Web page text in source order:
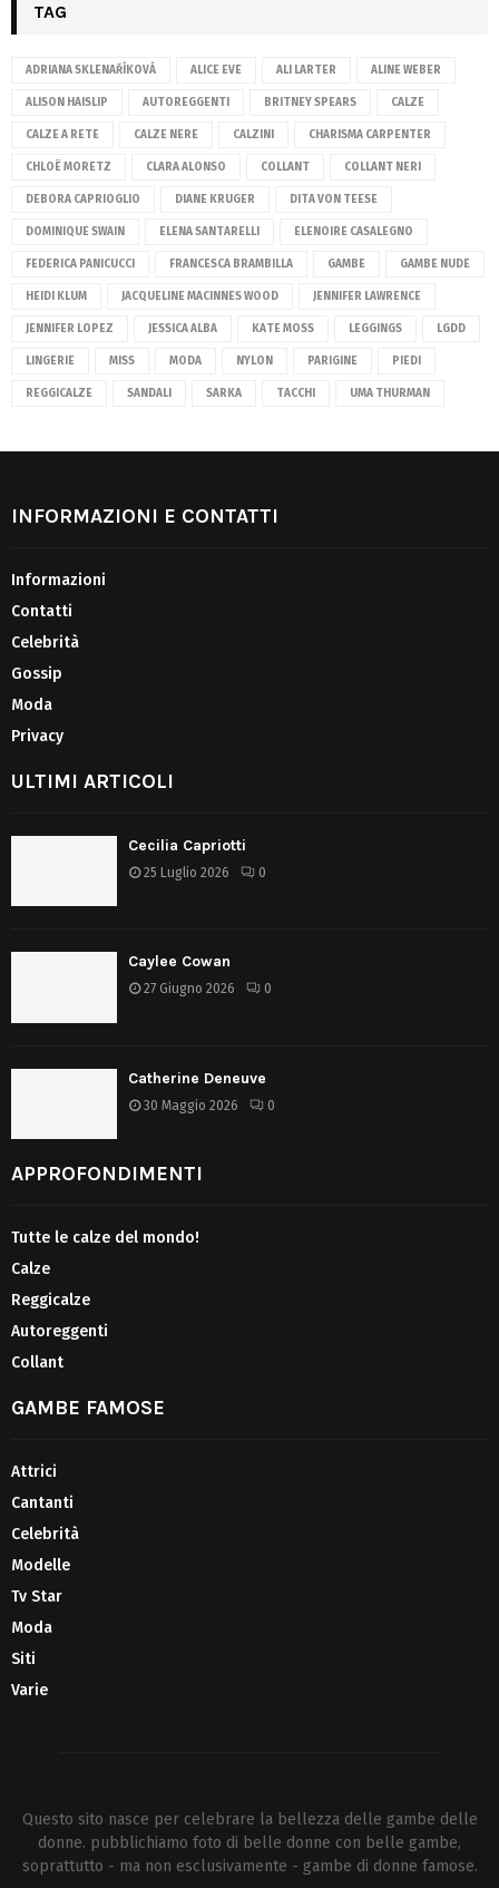
TAG
ADRIANA SKLENAŘÍKOVÁ ALICE EVE ALI LARTER ALINE WEBER
ALISON HAISLIP AUTOREGGENTI BRITNEY SPEARS CALZE
CALZE A RETE CALZE NERE CALZINI CHARISMA CARPENTER
CHLOË MORETZ CLARA ALONSO COLLANT COLLANT NERI
DEBORA CAPRIOGLIO DIANE KRUGER DITA VON TEESE
DOMINIQUE SWAIN ELENA SANTARELLI ELENOIRE CASALEGNO
FEDERICA PANICUCCI FRANCESCA BRAMBILLA GAMBE GAMBE NUDE
HEIDI KLUM JACQUELINE MACINNES WOOD JENNIFER LAWRENCE
JENNIFER LOPEZ JESSICA ALBA KATE MOSS LEGGINGS LGDD
LINGERIE MISS MODA NYLON PARIGINE PIEDI
REGGICALZE SANDALI SARKA TACCHI UMA THURMAN
INFORMAZIONI E CONTATTI
Informazioni
Contatti
Celebrità
Gossip
Moda
Privacy
ULTIMI ARTICOLI
Cecilia Capriotti
25 Luglio 2026 0
Caylee Cowan
27 Giugno 2026 0
Catherine Deneuve
30 Maggio 2026 0
APPROFONDIMENTI
Tutte le calze del mondo!
Calze
Reggicalze
Autoreggenti
Collant
GAMBE FAMOSE
Attrici
Cantanti
Celebrità
Modelle
Tv Star
Moda
Siti
Varie
Questo sito nasce per celebrare la bellezza delle gambe delle
donne. pubblichiamo foto di belle donne con belle gambe,
soprattutto - ma non esclusivamente - gambe di donne famose.